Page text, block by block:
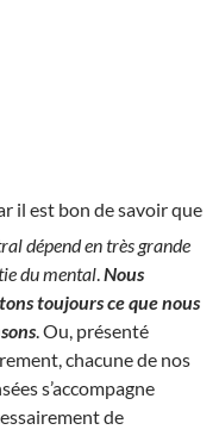
il est bon de savoir que
dépend en très grande
du mental Nous
toujours ce que nous
. Ou, présenté
chacune de nos
s’accompagne
de